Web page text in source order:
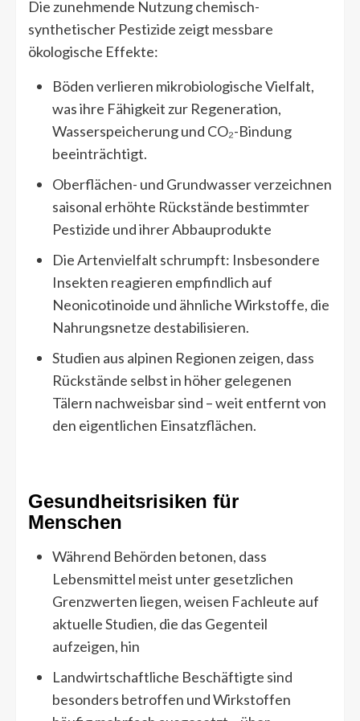
Die zunehmende Nutzung chemisch-
synthetischer Pestizide zeigt messbare
ökologische Effekte:
Böden verlieren mikrobiologische Vielfalt,
was ihre Fähigkeit zur Regeneration,
Wasserspeicherung und CO₂-Bindung
beeinträchtigt.
Oberflächen- und Grundwasser verzeichnen
saisonal erhöhte Rückstände bestimmter
Pestizide und ihrer Abbauprodukte
Die Artenvielfalt schrumpft: Insbesondere
Insekten reagieren empfindlich auf
Neonicotinoide und ähnliche Wirkstoffe, die
Nahrungsnetze destabilisieren.
Studien aus alpinen Regionen zeigen, dass
Rückstände selbst in höher gelegenen
Tälern nachweisbar sind – weit entfernt von
den eigentlichen Einsatzflächen.
Gesundheitsrisiken für
Menschen
Während Behörden betonen, dass
Lebensmittel meist unter gesetzlichen
Grenzwerten liegen, weisen Fachleute auf
aktuelle Studien, die das Gegenteil
aufzeigen, hin
Landwirtschaftliche Beschäftigte sind
besonders betroffen und Wirkstoffen